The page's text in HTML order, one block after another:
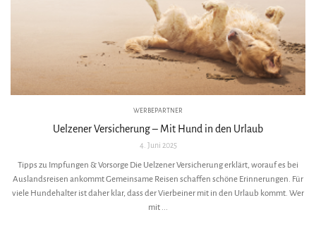
WERBEPARTNER
Uelzener Versicherung – Mit Hund in den Urlaub
4. Juni 2025
Tipps zu Impfungen & Vorsorge Die Uelzener Versicherung erklärt, worauf es bei
Auslandsreisen ankommt Gemeinsame Reisen schaffen schöne Erinnerungen. Für
viele Hundehalter ist daher klar, dass der Vierbeiner mit in den Urlaub kommt. Wer
mit ...